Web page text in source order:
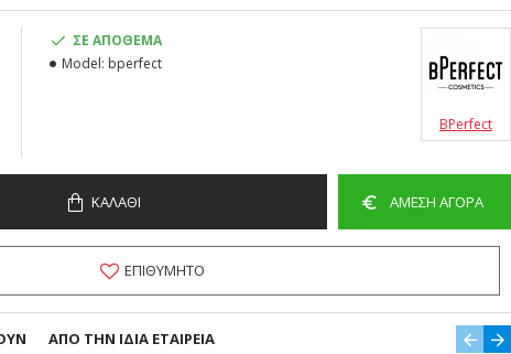
ΣΕ ΑΠΌΘΕΜΑ
Model: bperfect
BPerfect
ΚΑΛΆΘΙ ΆΜΕΣΗ ΑΓΟΡΆ
ΕΠΙΘΥΜΗΤΌ
ΑΠΌ ΤΗΝ ΊΔΙΑ ΕΤΑΙΡΕΊΑ